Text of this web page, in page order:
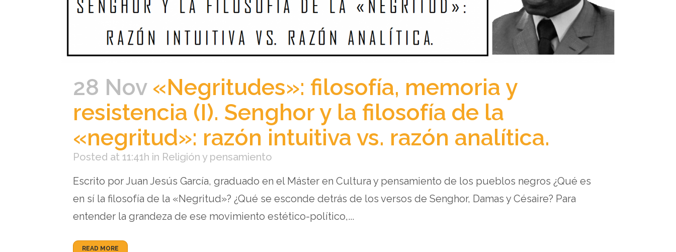
28 Nov «Negritudes»: filosofía, memoria y
resistencia (I). Senghor y la filosofía de la
«negritud»: razón intuitiva vs. razón analítica.
Posted at 11:41h in Religión y pensamiento
Escrito por Juan Jesús García, graduado en el Máster en Cultura y pensamiento de los pueblos negros ¿Qué es
en sí la filosofía de la «Negritud»? ¿Qué se esconde detrás de los versos de Senghor, Damas y Césaire? Para
entender la grandeza de ese movimiento estético-político,...
READ MORE